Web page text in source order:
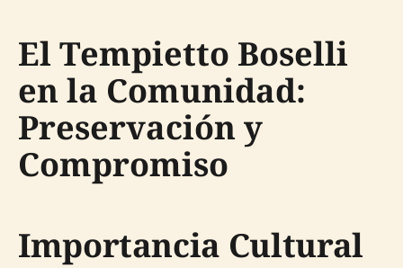
El Tempietto Boselli
en la Comunidad:
Preservación y
Compromiso
Importancia Cultural